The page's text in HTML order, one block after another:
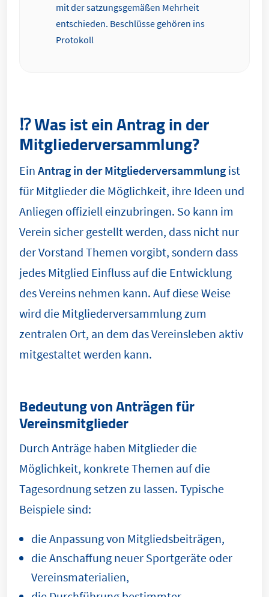
mit der satzungsgemäßen Mehrheit
entschieden. Beschlüsse gehören ins
Protokoll
⁉️ Was ist ein Antrag in der
Mitgliederversammlung?
Ein Antrag in der Mitgliederversammlung ist
für Mitglieder die Möglichkeit, ihre Ideen und
Anliegen offiziell einzubringen. So kann im
Verein sicher gestellt werden, dass nicht nur
der Vorstand Themen vorgibt, sondern dass
jedes Mitglied Einfluss auf die Entwicklung
des Vereins nehmen kann. Auf diese Weise
wird die Mitgliederversammlung zum
zentralen Ort, an dem das Vereinsleben aktiv
mitgestaltet werden kann.
Bedeutung von Anträgen für
Vereinsmitglieder
Durch Anträge haben Mitglieder die
Möglichkeit, konkrete Themen auf die
Tagesordnung setzen zu lassen. Typische
Beispiele sind:
die Anpassung von Mitgliedsbeiträgen,
die Anschaffung neuer Sportgeräte oder
Vereinsmaterialien,